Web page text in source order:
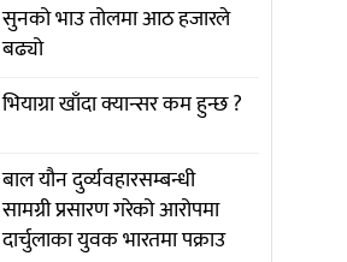
सुनको भाउ तोलमा आठ हजारले
बढ्यो
भियाग्रा खाँदा क्यान्सर कम हुन्छ ?
बाल यौन दुर्व्यवहारसम्बन्धी
सामग्री प्रसारण गरेको आरोपमा
दार्चुलाका युवक भारतमा पक्राउ